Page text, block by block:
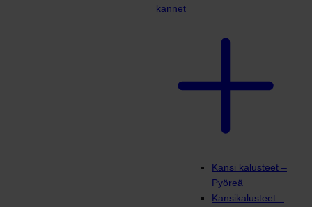
kannet
Kansi kalusteet –
Pyöreä
Kansikalusteet –